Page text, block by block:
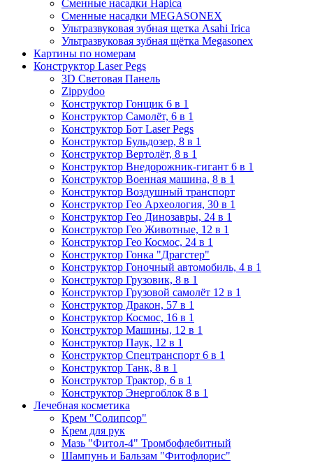
Сменные насадки Hapica
Сменные насадки MEGASONEX
Ультразвуковая зубная щетка Asahi Irica
Ультразвуковая зубная щётка Megasonex
Картины по номерам
Конструктор Laser Pegs
3D Световая Панель
Zippydoo
Конструктор Гонщик 6 в 1
Конструктор Cамолёт, 6 в 1
Конструктор Бот Laser Pegs
Конструктор Бульдозер, 8 в 1
Конструктор Вертолёт, 8 в 1
Конструктор Внедорожник-гигант 6 в 1
Конструктор Военная машина, 8 в 1
Конструктор Воздушный транспорт
Конструктор Гео Археология, 30 в 1
Конструктор Гео Динозавры, 24 в 1
Конструктор Гео Животные, 12 в 1
Конструктор Гео Космос, 24 в 1
Конструктор Гонка "Драгстер"
Конструктор Гоночный автомобиль, 4 в 1
Конструктор Грузовик, 8 в 1
Конструктор Грузовой самолёт 12 в 1
Конструктор Дракон, 57 в 1
Конструктор Космос, 16 в 1
Конструктор Машины, 12 в 1
Конструктор Паук, 12 в 1
Конструктор Спецтранспорт 6 в 1
Конструктор Танк, 8 в 1
Конструктор Трактор, 6 в 1
Конструктор Энергоблок 8 в 1
Лечебная косметика
Крем "Солипсор"
Крем для рук
Мазь "Фитол-4" Тромбофлебитный
Шампунь и Бальзам "Фитофлорис"